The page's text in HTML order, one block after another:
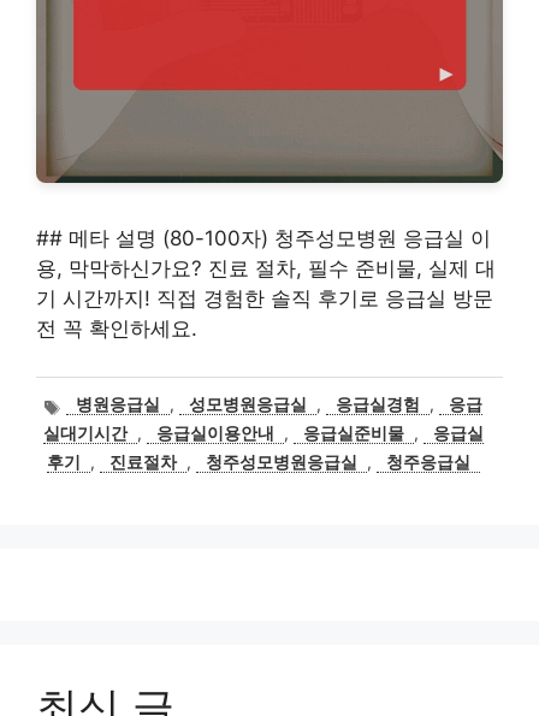
## 메타 설명 (80-100자) 청주성모병원 응급실 이
용, 막막하신가요? 진료 절차, 필수 준비물, 실제 대
기 시간까지! 직접 경험한 솔직 후기로 응급실 방문
전 꼭 확인하세요.
태
그
병원응급실 , 성모병원응급실 , 응급실경험 ,
응급
실대기시간 , 응급실이용안내 , 응급실준비물 ,
응급실
후기
, 진료절차 , 청주성모병원응급실 , 청주응급실